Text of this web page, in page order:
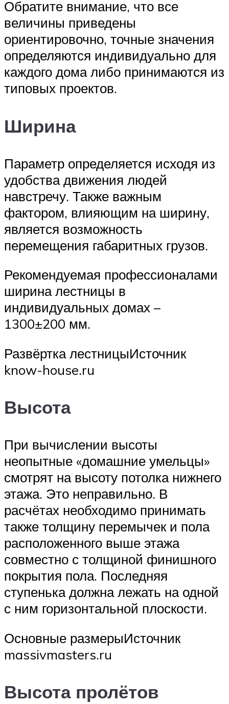
Обратите внимание, что все
величины приведены
ориентировочно, точные значения
определяются индивидуально для
каждого дома либо принимаются из
типовых проектов.
Ширина
Параметр определяется исходя из
удобства движения людей
навстречу. Также важным
фактором, влияющим на ширину,
является возможность
перемещения габаритных грузов.
Рекомендуемая профессионалами
ширина лестницы в
индивидуальных домах –
1300±200 мм.
Развёртка лестницыИсточник
know-house.ru
Высота
При вычислении высоты
неопытные «домашние умельцы»
смотрят на высоту потолка нижнего
этажа. Это неправильно. В
расчётах необходимо принимать
также толщину перемычек и пола
расположенного выше этажа
совместно с толщиной финишного
покрытия пола. Последняя
ступенька должна лежать на одной
с ним горизонтальной плоскости.
Основные размерыИсточник
massivmasters.ru
Высота пролётов